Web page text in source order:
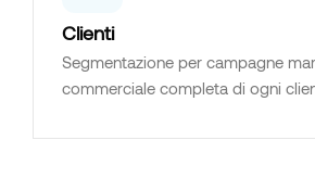
Clienti
Segmentazione per campagne
commerciale completa di ogni